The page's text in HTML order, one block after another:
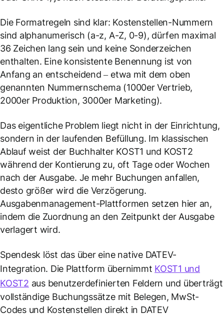
Die Formatregeln sind klar: Kostenstellen-Nummern
sind alphanumerisch (a-z, A-Z, 0-9), dürfen maximal
36 Zeichen lang sein und keine Sonderzeichen
enthalten. Eine konsistente Benennung ist von
Anfang an entscheidend – etwa mit dem oben
genannten Nummernschema (1000er Vertrieb,
2000er Produktion, 3000er Marketing).
Das eigentliche Problem liegt nicht in der Einrichtung,
sondern in der laufenden Befüllung. Im klassischen
Ablauf weist der Buchhalter KOST1 und KOST2
während der Kontierung zu, oft Tage oder Wochen
nach der Ausgabe. Je mehr Buchungen anfallen,
desto größer wird die Verzögerung.
Ausgabenmanagement-Plattformen setzen hier an,
indem die Zuordnung an den Zeitpunkt der Ausgabe
verlagert wird.
Spendesk löst das über eine native DATEV-
Integration. Die Plattform übernimmt KOST1 und
KOST2 aus benutzerdefinierten Feldern und überträgt
vollständige Buchungssätze mit Belegen, MwSt-
Codes und Kostenstellen direkt in DATEV